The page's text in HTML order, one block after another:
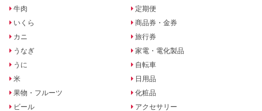
牛肉
いくら
カニ
うなぎ
うに
米
果物・フルーツ
ビール
定期便
商品券・金券
旅行券
家電・電化製品
自転車
日用品
化粧品
アクセサリー